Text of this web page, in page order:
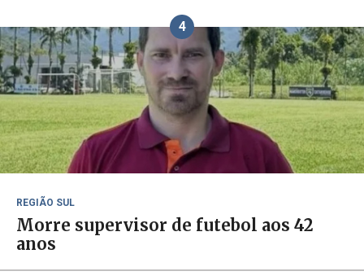
4
REGIÃO SUL
Morre supervisor de futebol aos 42
anos